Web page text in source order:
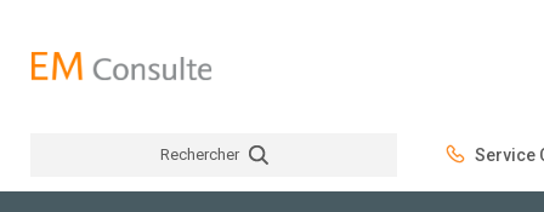
Rechercher Service